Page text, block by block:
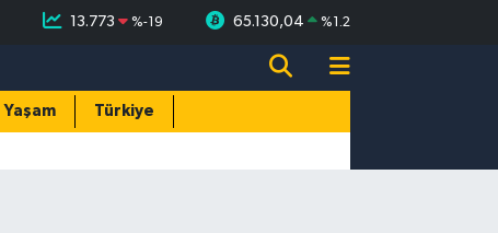
13.773 %-19 65.130,04 %1.2
Yaşam Türkiye